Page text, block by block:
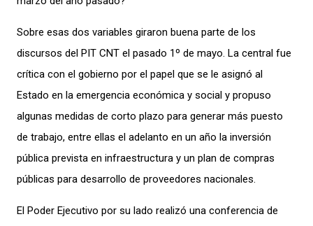
Sobre esas dos variables giraron buena parte de los
discursos del PIT CNT el pasado 1º de mayo. La central fue
crítica con el gobierno por el papel que se le asignó al
Estado en la emergencia económica y social y propuso
algunas medidas de corto plazo para generar más puesto
de trabajo, entre ellas el adelanto en un año la inversión
pública prevista en infraestructura y un plan de compras
públicas para desarrollo de proveedores nacionales.
El Poder Ejecutivo por su lado realizó una conferencia de